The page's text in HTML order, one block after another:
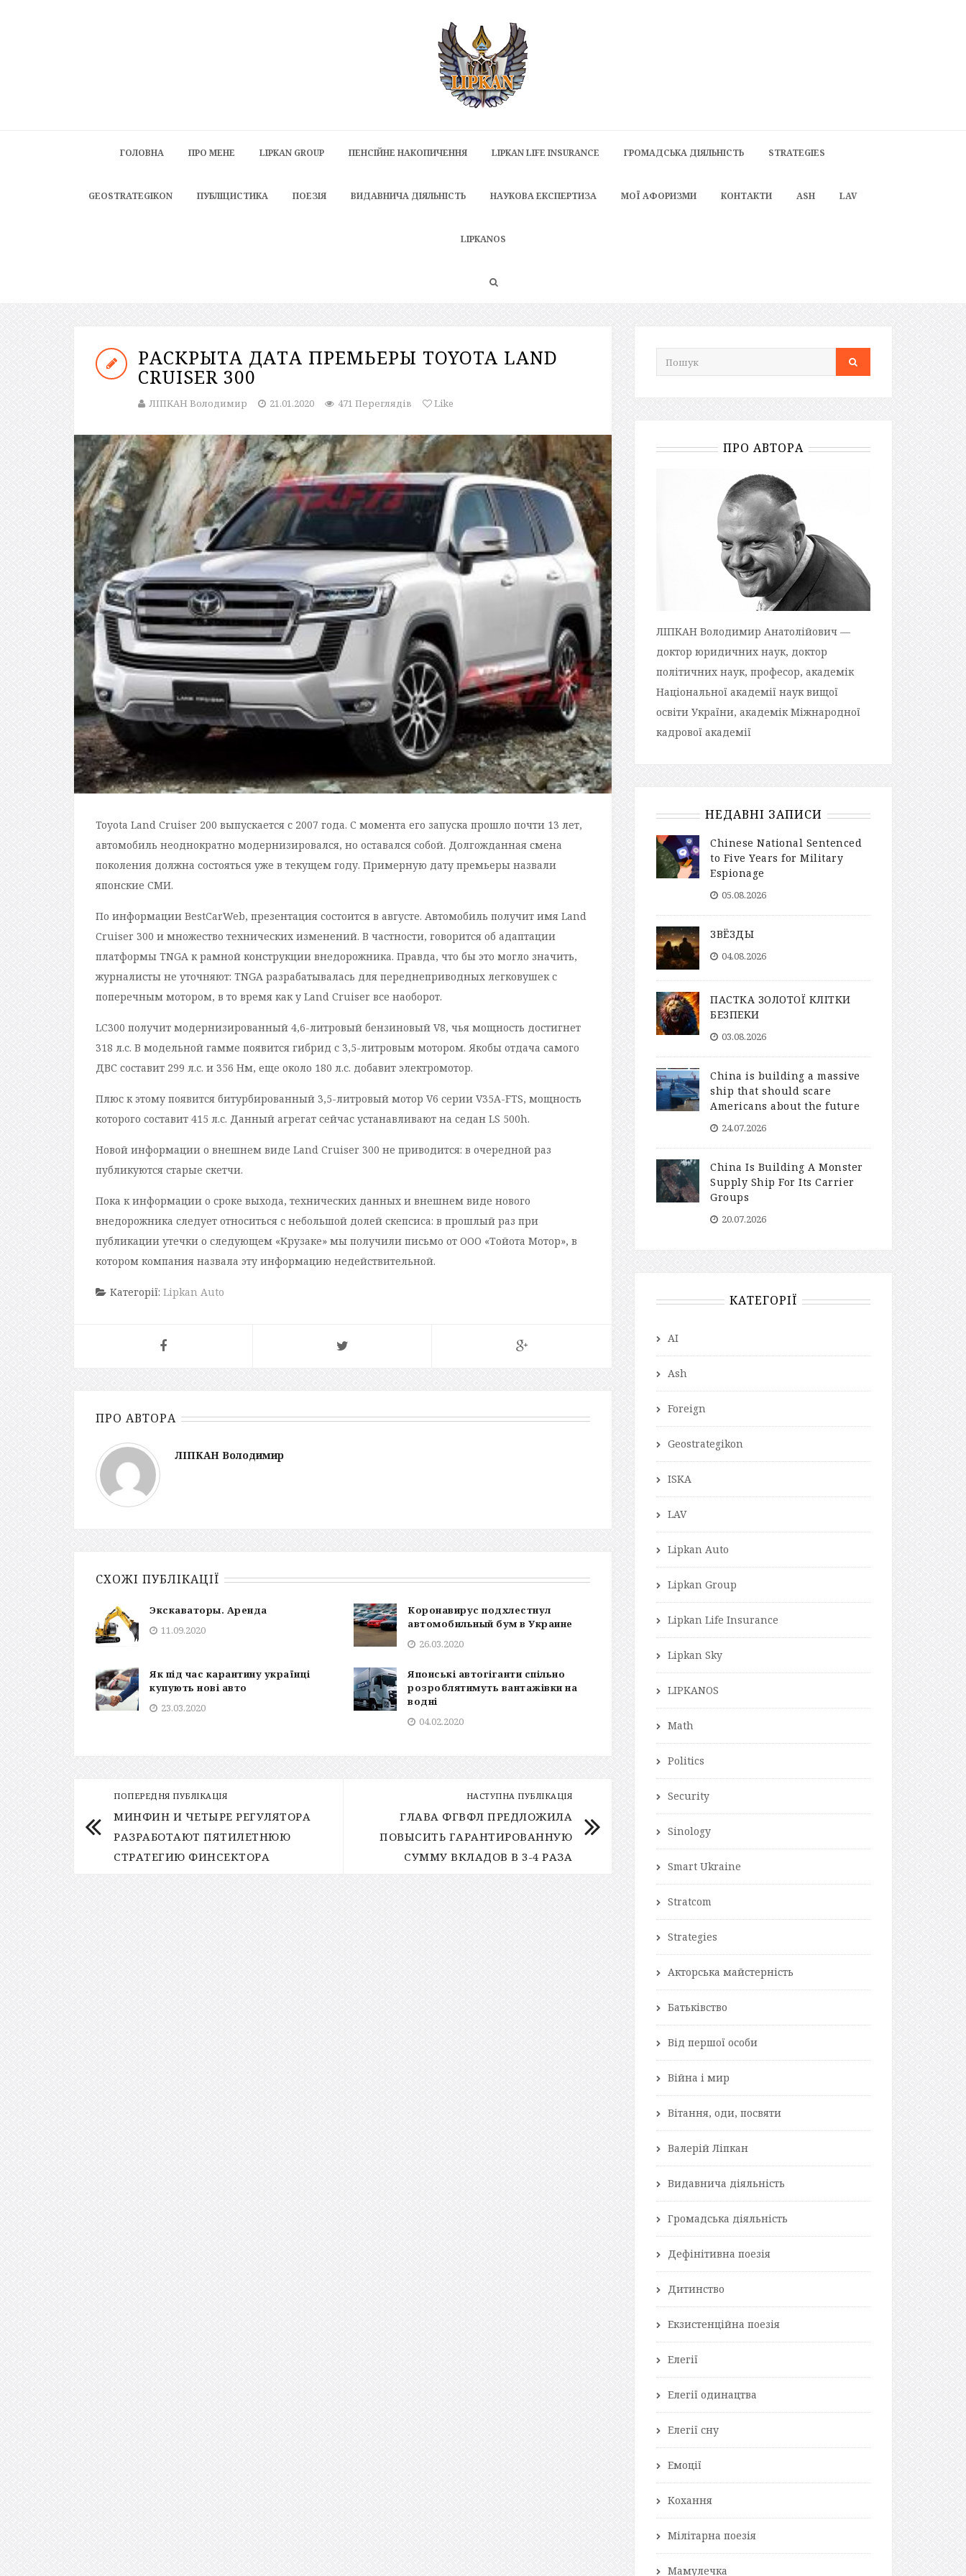
ГОЛОВНА ПРО МЕНЕ LIPKAN GROUP ПЕНСІЙНЕ НАКОПИЧЕННЯ LIPKAN LIFE INSURANCE ГРОМАДСЬКА ДІЯЛЬНІСТЬ STRATEGIES
GEOSTRATEGIKON ПУБЛІЦИСТИКА ПОЕЗІЯ ВИДАВНИЧА ДІЯЛЬНІСТЬ НАУКОВА ЕКСПЕРТИЗА МОЇ АФОРИЗМИ КОНТАКТИ ASH LAV
LIPKANOS
РАСКРЫТА ДАТА ПРЕМЬЕРЫ TOYOTA LAND
CRUISER 300
ЛІПКАН Володимир 21.01.2020 471 Переглядів Like
Toyota Land Cruiser 200 выпускается с 2007 года. С момента его запуска прошло почти 13 лет,
автомобиль неоднократно модернизировался, но оставался собой. Долгожданная смена
поколения должна состояться уже в текущем году. Примерную дату премьеры назвали
японские СМИ.
По информации BestCarWeb, презентация состоится в августе. Автомобиль получит имя Land
Cruiser 300 и множество технических изменений. В частности, говорится об адаптации
платформы TNGA к рамной конструкции внедорожника. Правда, что бы это могло значить,
журналисты не уточняют: TNGA разрабатывалась для переднеприводных легковушек с
поперечным мотором, в то время как у Land Cruiser все наоборот.
LC300 получит модернизированный 4,6-литровый бензиновый V8, чья мощность достигнет
318 л.с. В модельной гамме появится гибрид с 3,5-литровым мотором. Якобы отдача самого
ДВС составит 299 л.с. и 356 Нм, еще около 180 л.с. добавит электромотор.
Плюс к этому появится битурбированный 3,5-литровый мотор V6 серии V35A-FTS, мощность
которого составит 415 л.с. Данный агрегат сейчас устанавливают на седан LS 500h.
Новой информации о внешнем виде Land Cruiser 300 не приводится: в очередной раз
публикуются старые скетчи.
Пока к информации о сроке выхода, технических данных и внешнем виде нового
внедорожника следует относиться с небольшой долей скепсиса: в прошлый раз при
публикации утечки о следующем «Крузаке» мы получили письмо от ООО «Тойота Мотор», в
котором компания назвала эту информацию недействительной.
Категорії: Lipkan Auto
ПРО АВТОРА
ЛІПКАН Володимир
СХОЖІ ПУБЛІКАЦІЇ
Экскаваторы. Аренда
11.09.2020
Коронавирус подхлестнул
автомобильный бум в Украине
26.03.2020
Як під час карантину українці
купують нові авто
23.03.2020
Японські автогіганти спільно
розроблятимуть вантажівки на
водні
04.02.2020
ПОПЕРЕДНЯ ПУБЛІКАЦІЯ
МИНФИН И ЧЕТЫРЕ РЕГУЛЯТОРА
РАЗРАБОТАЮТ ПЯТИЛЕТНЮЮ
СТРАТЕГИЮ ФИНСЕКТОРА
НАСТУПНА ПУБЛІКАЦІЯ
ГЛАВА ФГВФЛ ПРЕДЛОЖИЛА
ПОВЫСИТЬ ГАРАНТИРОВАННУЮ
СУММУ ВКЛАДОВ В 3-4 РАЗА
ПРО АВТОРА
ЛІПКАН Володимир Анатолійович —
доктор юридичних наук, доктор
політичних наук, професор, академік
Національної академії наук вищої
освіти України, академік Міжнародної
кадрової академії
НЕДАВНІ ЗАПИСИ
Chinese National Sentenced
to Five Years for Military
Espionage
05.08.2026
ЗВЁЗДЫ
04.08.2026
ПАСТКА ЗОЛОТОЇ КЛІТКИ
БЕЗПЕКИ
03.08.2026
China is building a massive
ship that should scare
Americans about the future
24.07.2026
China Is Building A Monster
Supply Ship For Its Carrier
Groups
20.07.2026
КАТЕГОРІЇ
AI
Ash
Foreign
Geostrategikon
ISKA
LAV
Lipkan Auto
Lipkan Group
Lipkan Life Insurance
Lipkan Sky
LIPKANOS
Math
Politics
Security
Sinology
Smart Ukraine
Stratcom
Strategies
Акторська майстерність
Батьківство
Від першої особи
Війна і мир
Вітання, оди, посвяти
Валерій Ліпкан
Видавнича діяльність
Громадська діяльність
Дефінітивна поезія
Дитинство
Екзистенційна поезія
Елегії
Елегії одинацтва
Елегії сну
Емоції
Кохання
Мілітарна поезія
Мамулечка